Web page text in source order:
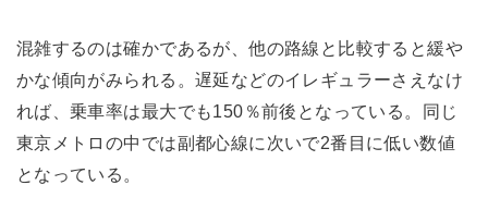
混雑するのは確かであるが、他の路線と比較すると緩や
かな傾向がみられる。遅延などのイレギュラーさえなけ
れば、乗車率は最大でも150％前後となっている。同じ
東京メトロの中では副都心線に次いで2番目に低い数値
となっている。